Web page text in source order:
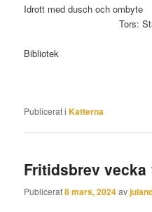
Idrott med
Tors:
Bibliotek
Publicerat i Katterna
Fritidsbrev vecka
Publicerat8 mars, 2024av